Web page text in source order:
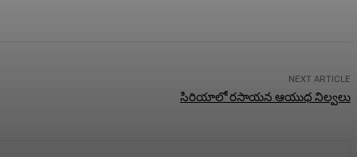
NEXT ARTICLE
సిరియాలో రసాయన ఆయుధ నిల్వలు